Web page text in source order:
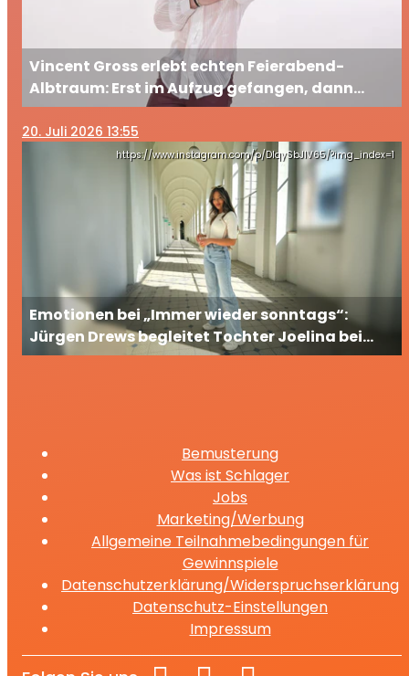
Vincent Gross erlebt echten Feierabend-
Albtraum: Erst im Aufzug gefangen, dann
ausgesperrt
20. Juli 2026 13:55
https://www.instagram.com/p/DIqySbJIV65/?img_index=1
Emotionen bei „Immer wieder sonntags“:
Jürgen Drews begleitet Tochter Joelina bei
ihrem großen TV-Auftritt
Bemusterung
Was ist Schlager
Jobs
Marketing/Werbung
Allgemeine Teilnahmebedingungen für
Gewinnspiele
Datenschutzerklärung/Widerspruchserklärung
Datenschutz-Einstellungen
Impressum